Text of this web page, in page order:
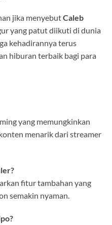
jika menyebutCaleb
yang patut diikuti di dunia
kehadirannya terus
hiburan terbaik bagi para
yang memungkinkan
menarik dari streamer
fitur tambahan yang
semakin nyaman.